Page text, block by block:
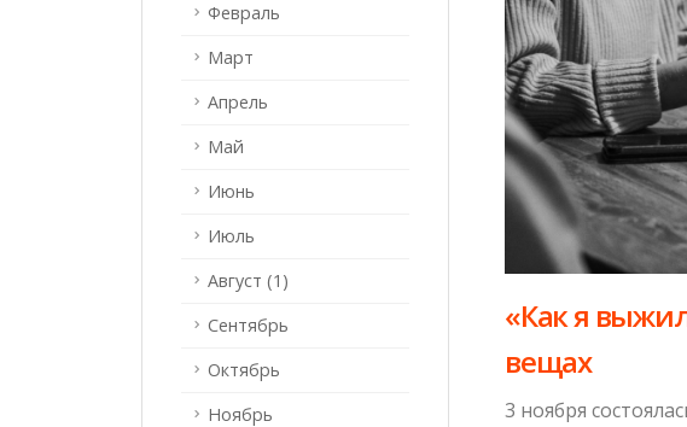
Февраль
Март
Апрель
Май
Июнь
Июль
Август (1)
Сентябрь
Октябрь
Ноябрь
«Как я
вещах
3 ноября